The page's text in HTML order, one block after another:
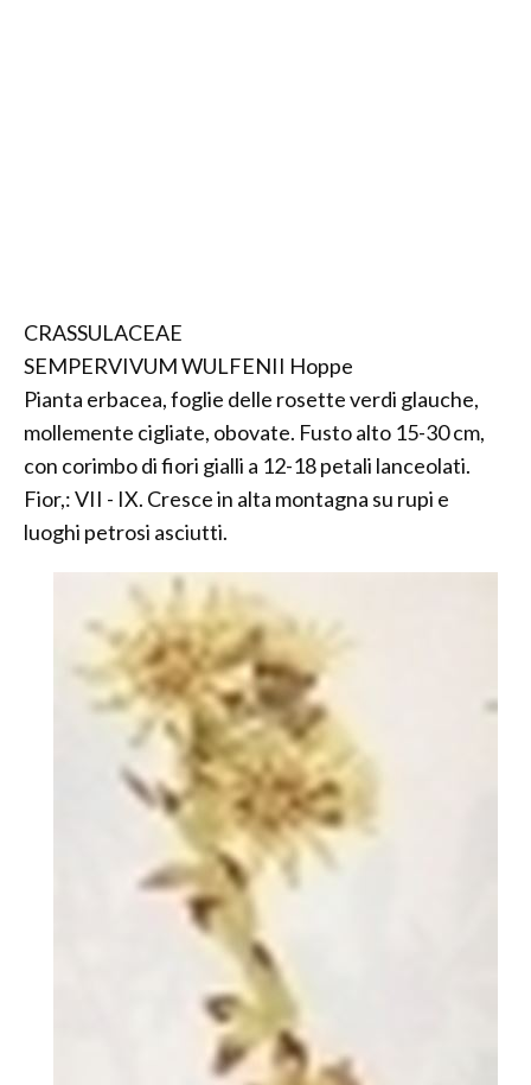
CRASSULACEAE
SEMPERVIVUM WULFENII Hoppe
Pianta erbacea, foglie delle rosette verdi glauche,
mollemente cigliate, obovate. Fusto alto 15-30 cm,
con corimbo di fiori gialli a 12-18 petali lanceolati.
Fior,: VII - IX. Cresce in alta montagna su rupi e
luoghi petrosi asciutti.